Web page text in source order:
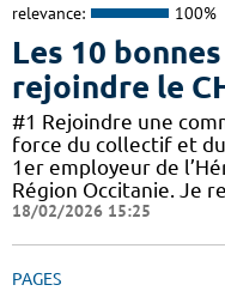
relevance: 100%
Les 10
rejoindre le
#1 Rejoindre une
force du collectif et
1er employeur de
Région Occitanie. Je
18/02/2026 15:25
PAGES